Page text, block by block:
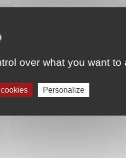
over what you want to
Personalize